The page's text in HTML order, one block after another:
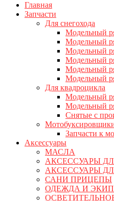
Главная
Запчасти
Для снегохода
Модельный
Модельный
Модельный
Модельный
Модельный
Модельный
Для квадроцикла
Модельный
Модельный
Снятые с
Запчасти к
Аксессуары
МАСЛА
АКСЕССУАРЫ
АКСЕССУАРЫ
САНИ ПРИЦЕПЫ
ОДЕЖДА И